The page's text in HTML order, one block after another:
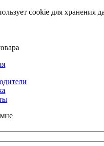
cookie для хранения